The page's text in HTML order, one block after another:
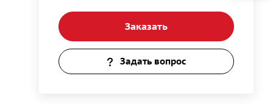
Заказать
Задать вопрос